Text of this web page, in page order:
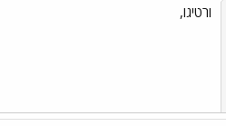
ורטיגו,